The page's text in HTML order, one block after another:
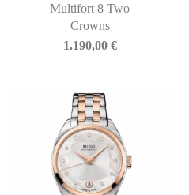
Multifort 8 Two
Crowns
1.190,00 €